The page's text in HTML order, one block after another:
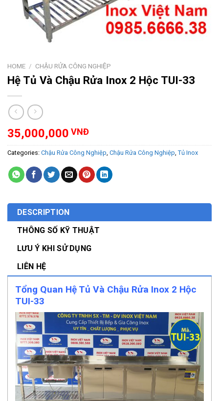
HOME / CHẬU RỬA CÔNG NGHIỆP
Hệ Tủ Và Chậu Rửa Inox 2 Hộc TUI-33
35,000,000 VNĐ
Categories: Chậu Rửa Công Nghiệp, Chậu Rửa Công Nghiệp, Tủ Inox
DESCRIPTION
THÔNG SỐ KỸ THUẬT
LƯU Ý KHI SỬ DỤNG
LIÊN HỆ
Tổng Quan Hệ Tủ Và Chậu Rửa Inox 2 Hộc
TUI-33